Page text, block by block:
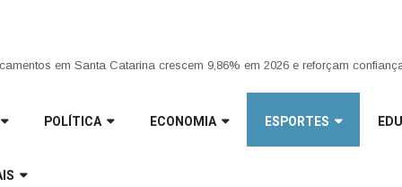
da Penha completa 20 anos entre avanços e desafios |
POLÍTICA ECONOMIA ESPORTES